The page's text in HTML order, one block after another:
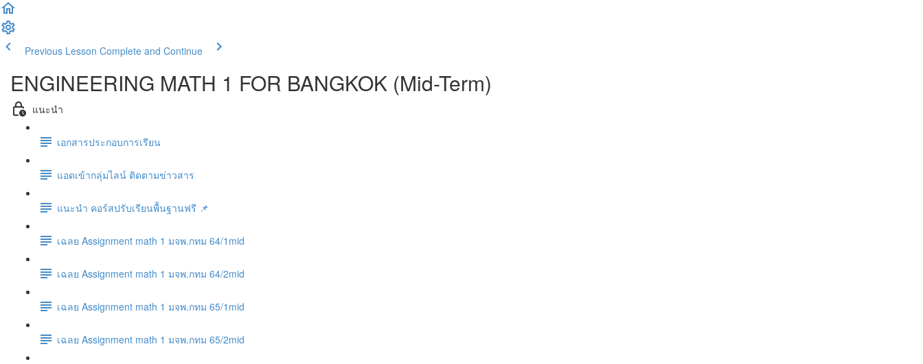
Previous Lesson Complete and Continue
ENGINEERING MATH 1 FOR BANGKOK (Mid-Term)
แนะนำ
เอกสารประกอบการเรียน
แอดเข้ากลุ่มไลน์ ติดตามข่าวสาร
แนะนำ คอร์สปรับเรียนพื้นฐานฟรี 📌
เฉลย Assignment math 1 มจพ.กทม 64/1mid
เฉลย Assignment math 1 มจพ.กทม 64/2mid
เฉลย Assignment math 1 มจพ.กทม 65/1mid
เฉลย Assignment math 1 มจพ.กทม 65/2mid